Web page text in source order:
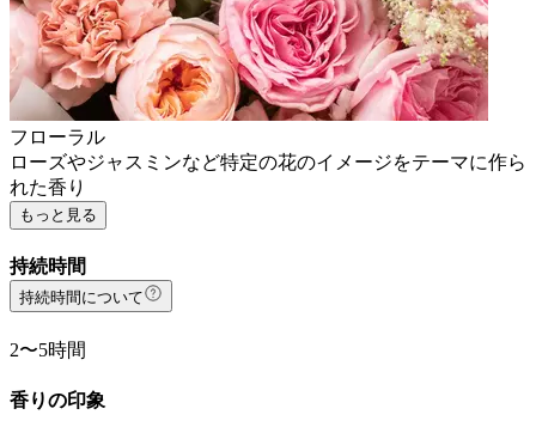
フローラル
ローズやジャスミンなど特定の花のイメージをテーマに作ら
れた香り
もっと見る
持続時間
持続時間について
2〜5時間
香りの印象